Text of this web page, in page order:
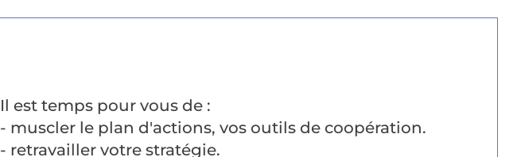
Il est temps pour vous de :
- muscler le plan d'actions, vos outils de coopération.
- retravailler votre stratégie.